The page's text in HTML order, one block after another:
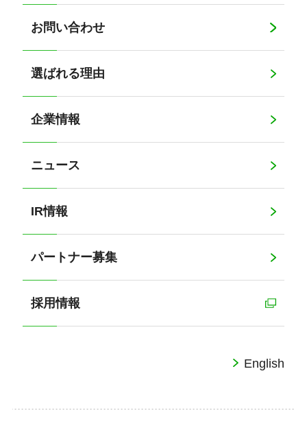
お問い合わせ
選ばれる理由
企業情報
ニュース
IR情報
パートナー募集
採用情報
English